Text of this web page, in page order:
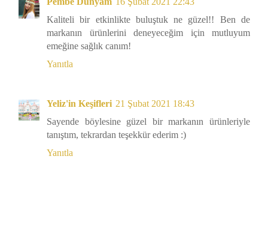
Kaliteli bir etkinlikte buluştuk ne güzel!! Ben de
markanın ürünlerini deneyeceğim için mutluyum
emeğine sağlık canım!
Yanıtla
Yeliz'in Keşifleri 21 Şubat 2021 18:43
Sayende böylesine güzel bir markanın ürünleriyle
tanıştım, tekrardan teşekkür ederim :)
Yanıtla